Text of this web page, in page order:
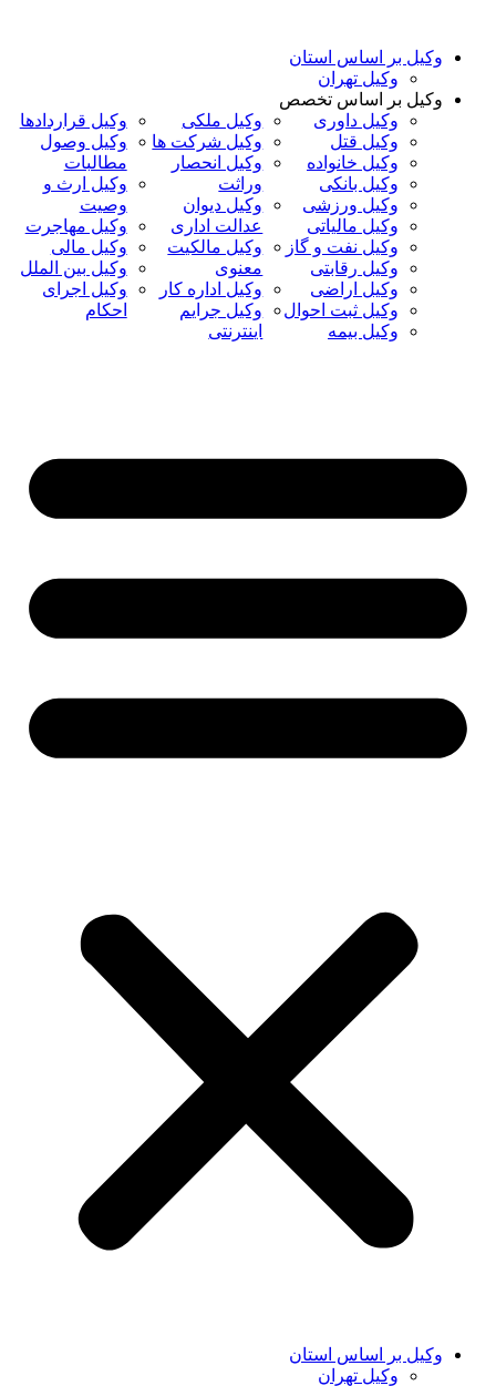
محتوا
وکیل بر اساس استان
وکیل تهران
وکیل بر اساس تخصص
وکیل داوری
وکیل قتل
وکیل خانواده
وکیل بانکی
وکیل ورزشی
وکیل مالیاتی
وکیل نفت و گاز
وکیل رقابتی
وکیل اراضی
وکیل ثبت احوال
وکیل بیمه
وکیل ملکی
وکیل شرکت ها
وکیل انحصار
وراثت
وکیل دیوان
عدالت اداری
وکیل مالکیت
معنوی
وکیل اداره کار
وکیل جرایم
اینترنتی
وکیل قراردادها
وکیل وصول
مطالبات
وکیل ارث و
وصیت
وکیل مهاجرت
وکیل مالی
وکیل بین الملل
وکیل اجرای
احکام
وکیل بر اساس استان
وکیل تهران